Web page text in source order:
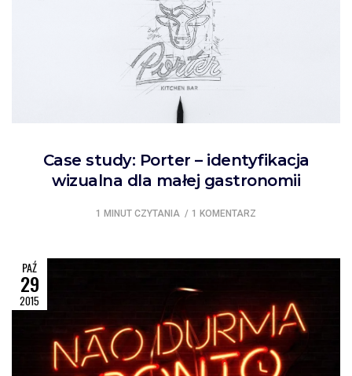
Case study: Porter – identyfikacja
wizualna dla małej gastronomii
1 MINUT CZYTANIA 1 KOMENTARZ
PAŹ
29
2015